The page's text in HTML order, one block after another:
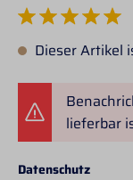
Durchschnittliche
Dieser Artikel
lieferbar
Datenschutz